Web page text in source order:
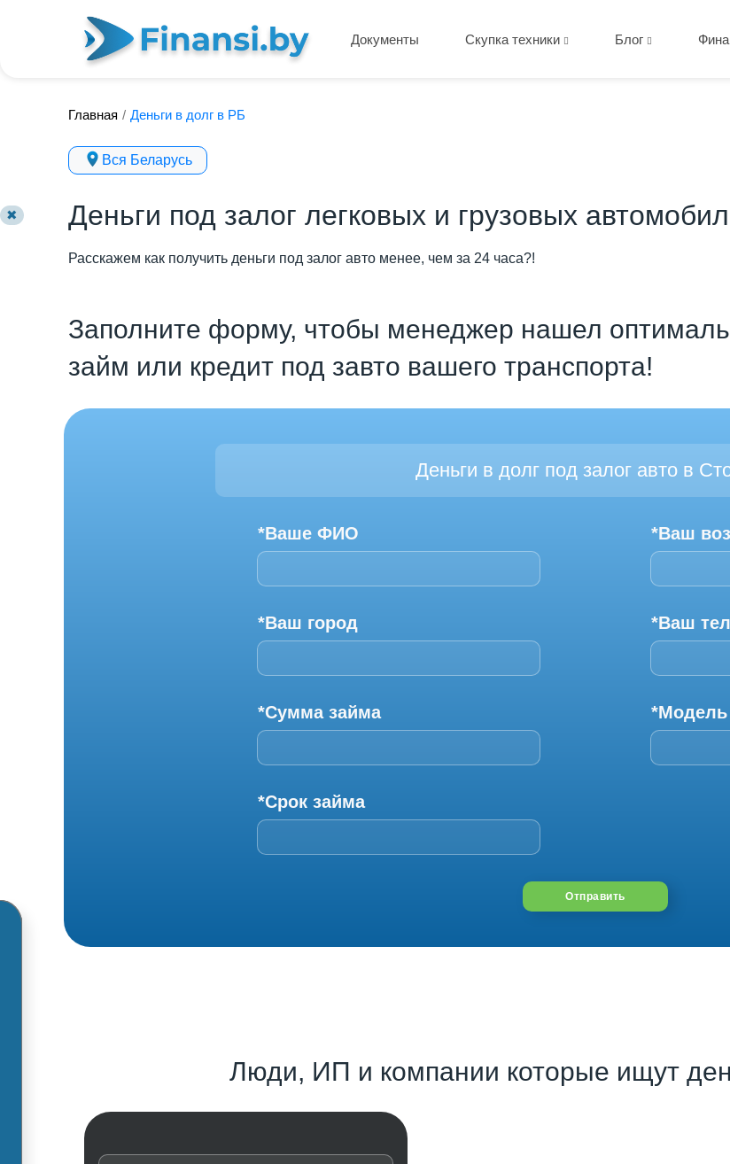
Документы Скупка техники Блог
✖
Главная / Деньги в долг в РБ
Вся Беларусь
Деньги под залог легковых и грузовых
Расскажем как получить деньги под залог авто менее, чем за 24 часа?!
Заполните форму, чтобы менеджер нашел
займ или кредит под завто вашего транспорта!
Деньги в долг под залог авто в
*Ваше ФИО *Ваш
*Ваш город *Ваш
*Сумма займа *Модель
*Срок займа
Отправить
Люди, ИП и компании которые ищут